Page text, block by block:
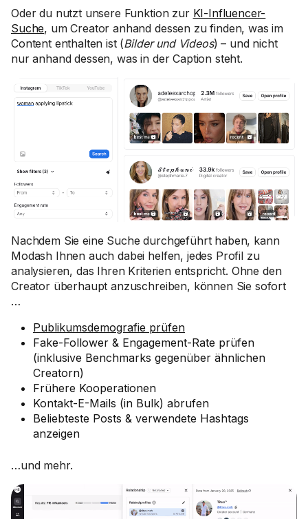
Oder du nutzt unsere Funktion zur KI-Influencer-
Suche, um Creator anhand dessen zu finden, was im
Content enthalten ist (Bilder und Videos) – und nicht
nur anhand dessen, was in der Caption steht.
Nachdem Sie eine Suche durchgeführt haben, kann
Modash Ihnen auch dabei helfen, jedes Profil zu
analysieren, das Ihren Kriterien entspricht. Ohne den
Creator überhaupt anzuschreiben, können Sie sofort
…
Publikumsdemografie prüfen
Fake-Follower & Engagement-Rate prüfen
(inklusive Benchmarks gegenüber ähnlichen
Creatorn)
Frühere Kooperationen
Kontakt-E-Mails (in Bulk) abrufen
Beliebteste Posts & verwendete Hashtags
anzeigen
…und mehr.